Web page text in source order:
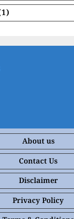
About us
Contact Us
Disclaimer
Privacy Policy